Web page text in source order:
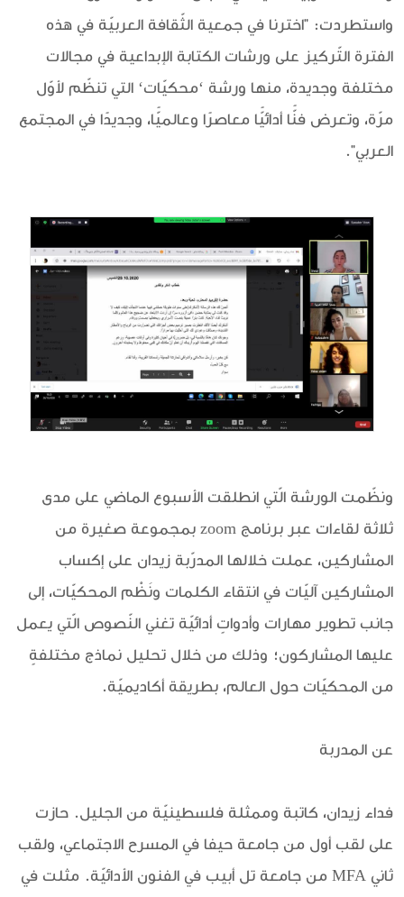
واستطردت: "اخترنا في جمعية الثّقافة العربيّة في هذه
الفترة التّركيز على ورشات الكتابة الإبداعية في مجالات
مختلفة وجديدة، منها ورشة ‘محكيّات‘ التي تنظّم لأوّل
مرّة، وتعرض فنًّا أدائيًّا معاصرًا وعالميًّا، وجديدًا في المجتمع
العربي".
ونظّمت الورشة الّتي انطلقت الأسبوع الماضي على مدى
ثلاثة لقاءات عبر برنامج zoom بمجموعة صغيرة من
المشاركين، عملت خلالها المدرّبة زيدان على إكساب
المشاركين آليّات في انتقاء الكلمات ونَظْم المحكيّات، إلى
جانب تطوير مهارات وأدواتٍ أدائيّة تغني النّصوص الّتي يعمل
عليها المشاركون؛ وذلك من خلال تحليل نماذج مختلفةٍ
من المحكيّات حول العالم، بطريقة أكاديميّة.
عن المدربة
فداء زيدان، كاتبة وممثلة فلسطينيّة من الجليل. حازت
على لقب أول من جامعة حيفا في المسرح الاجتماعي، ولقب
ثاني MFA من جامعة تل أبيب في الفنون الأدائيّة. مثلت في